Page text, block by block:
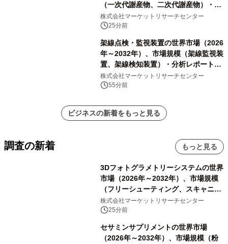
（一次代謝産物、二次代謝産物）・分
析レポートを発表
株式会社マーケットリサーチセンター
25分前
架線点検・監視装置の世界市場（2026
年～2032年）、市場規模（架線監視装
置、架線検知装置）・分析レポートを
発表
株式会社マーケットリサーチセンター
55分前
ビジネスの新着をもっと見る
調査の新着 もっと見る
3Dフォトグラメトリーシステムの世界
市場（2026年～2032年）、市場規模
（フリーシューティング、スキャニン
グ、その他）・分析レポートを発表
株式会社マーケットリサーチセンター
25分前
セサミンサプリメントの世界市場
（2026年～2032年）、市場規模（粉